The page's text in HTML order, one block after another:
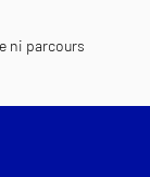
ni parcours